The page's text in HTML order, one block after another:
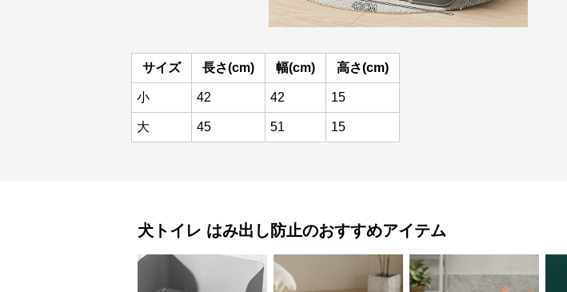
サイズ 長さ(cm) 幅(cm) 高さ(cm)
小 42 42 15
大 45 51 15
犬トイレ はみ出し防止のおすすめアイテム